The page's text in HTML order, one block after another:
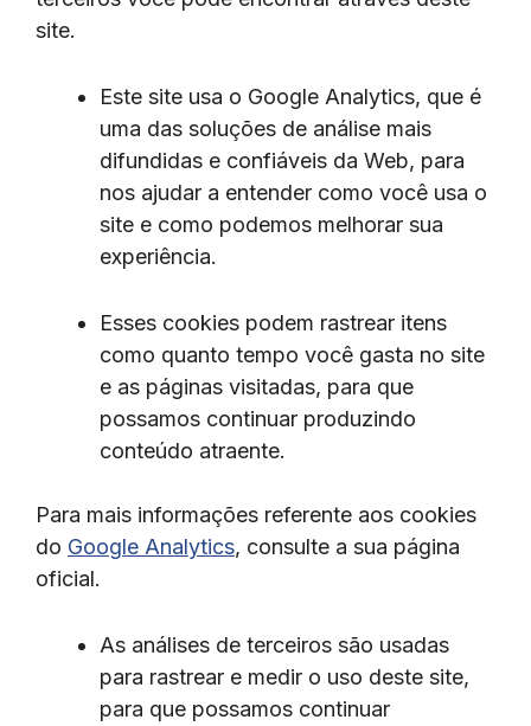
site.
Este site usa o Google Analytics, que é
uma das soluções de análise mais
difundidas e confiáveis ​​da Web, para
nos ajudar a entender como você usa o
site e como podemos melhorar sua
experiência.
Esses cookies podem rastrear itens
como quanto tempo você gasta no site
e as páginas visitadas, para que
possamos continuar produzindo
conteúdo atraente.
Para mais informações referente aos cookies
do Google Analytics, consulte a sua página
oficial.
As análises de terceiros são usadas
para rastrear e medir o uso deste site,
para que possamos continuar